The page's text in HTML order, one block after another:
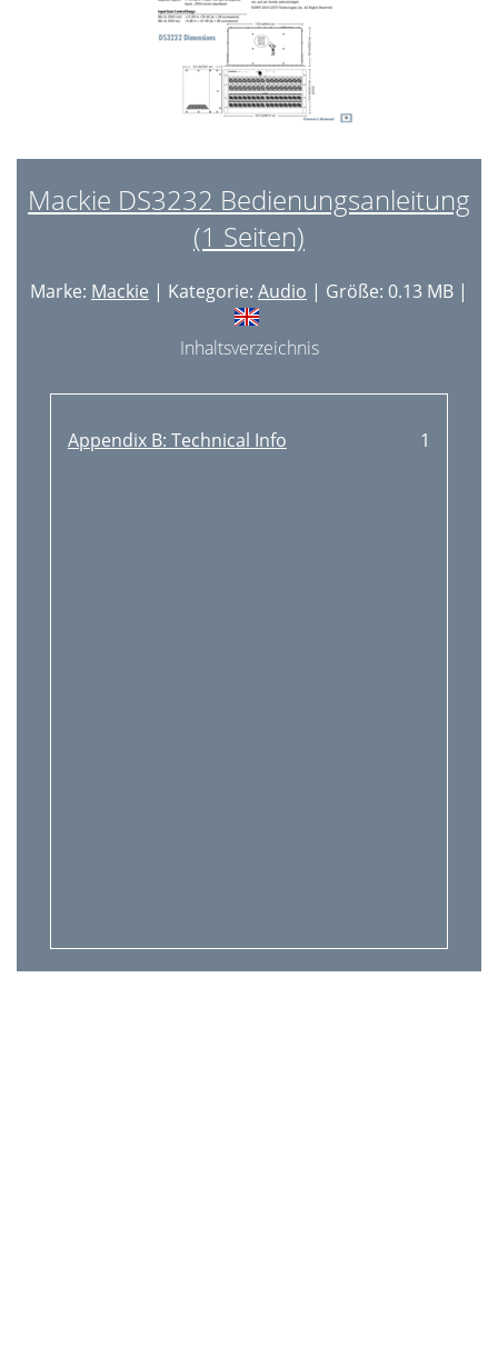
Mackie DS3232 Bedienungsanleitung
(1 Seiten)
Marke: Mackie | Kategorie: Audio | Größe: 0.13 MB |
Inhaltsverzeichnis
Appendix B: Technical Info 1